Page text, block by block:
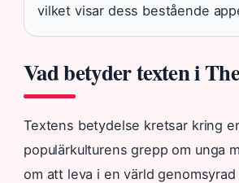
vilket visar dess bestående
Vad betyder texten i
Textens betydelse kretsar kring
populärkulturens grepp om unga
om att leva i en värld